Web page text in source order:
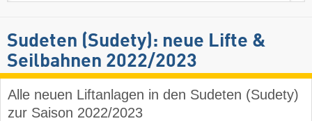
Sudeten (Sudety): neue Lifte &
Seilbahnen 2022/2023
Alle neuen Liftanlagen in den Sudeten (Sudety)
zur Saison 2022/2023